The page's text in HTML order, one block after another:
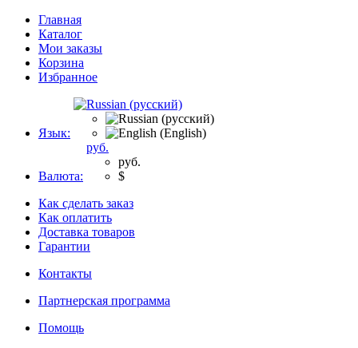
Главная
Каталог
Мои заказы
Корзина
Избранное
Язык:
Валюта:
руб.
руб.
$
Как сделать заказ
Как оплатить
Доставка товаров
Гарантии
Контакты
Партнерская программа
Помощь